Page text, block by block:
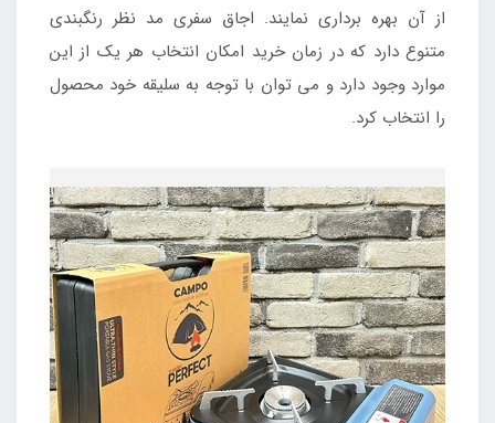
از آن بهره برداری نمایند. اجاق سفری مد نظر رنگبندی
متنوع دارد که در زمان خرید امکان انتخاب هر یک از این
موارد وجود دارد و می توان با توجه به سلیقه خود محصول
را انتخاب کرد.